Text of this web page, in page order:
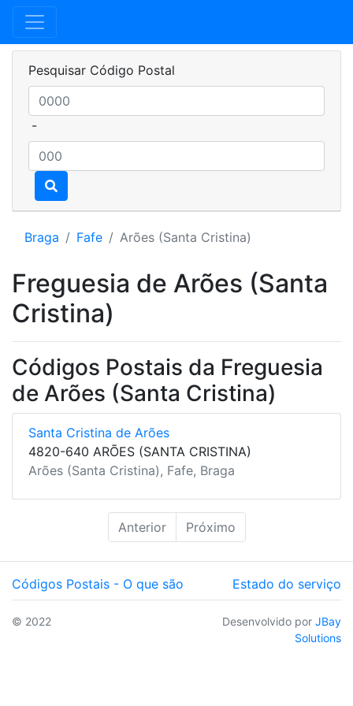
Pesquisar Código Postal
-
Braga Fafe Arões (Santa Cristina)
Freguesia de Arões (Santa
Cristina)
Códigos Postais da Freguesia
de Arões (Santa Cristina)
Santa Cristina de Arões
4820-640 ARÕES (SANTA CRISTINA)
Arões (Santa Cristina), Fafe, Braga
Anterior Próximo
Códigos Postais - O que são Estado do serviço
© 2022 Desenvolvido por JBay
Solutions